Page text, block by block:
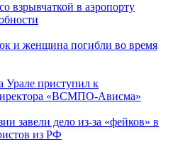
взрывчаткой в аэропорту
и женщина погибли во время
Урале приступил к
«ВСМПО-Ависма»
завели дело из-за «фейков» в
из РФ